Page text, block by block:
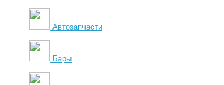
Автозапчасти
Бары